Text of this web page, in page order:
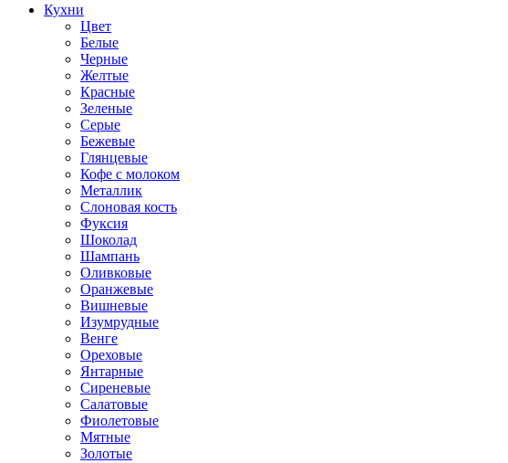
Кухни
Цвет
Белые
Черные
Желтые
Красные
Зеленые
Серые
Бежевые
Глянцевые
Кофе с молоком
Металлик
Слоновая кость
Фуксия
Шоколад
Шампань
Оливковые
Оранжевые
Вишневые
Изумрудные
Венге
Ореховые
Янтарные
Сиреневые
Салатовые
Фиолетовые
Мятные
Золотые